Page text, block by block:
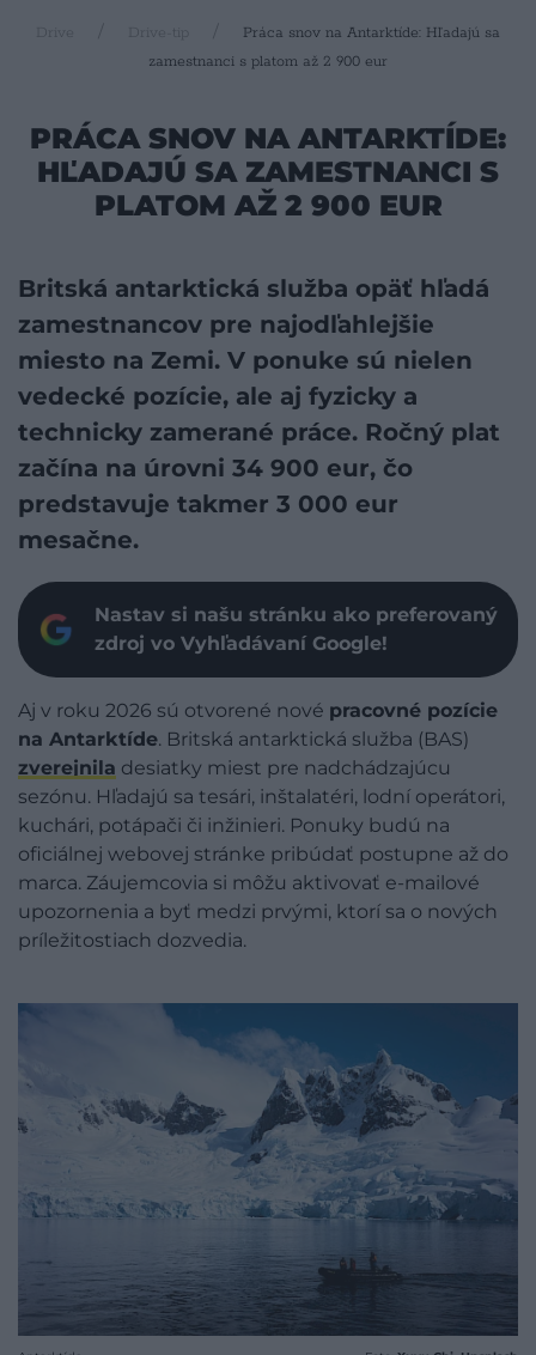
Drive Drive-tip
Práca snov na Antarktíde: Hľadajú sa
zamestnanci s platom až 2 900 eur
PRÁCA SNOV NA ANTARKTÍDE:
HĽADAJÚ SA ZAMESTNANCI S
PLATOM AŽ 2 900 EUR
Britská antarktická služba opäť hľadá
zamestnancov pre najodľahlejšie
miesto na Zemi. V ponuke sú nielen
vedecké pozície, ale aj fyzicky a
technicky zamerané práce. Ročný plat
začína na úrovni 34 900 eur, čo
predstavuje takmer 3 000 eur
mesačne.
Nastav si našu stránku ako preferovaný
zdroj vo Vyhľadávaní Google!
Aj v roku 2026 sú otvorené nové pracovné pozície
na Antarktíde. Britská antarktická služba (BAS)
zverejnila desiatky miest pre nadchádzajúcu
sezónu. Hľadajú sa tesári, inštalatéri, lodní operátori,
kuchári, potápači či inžinieri. Ponuky budú na
oficiálnej webovej stránke pribúdať postupne až do
marca. Záujemcovia si môžu aktivovať e-mailové
upozornenia a byť medzi prvými, ktorí sa o nových
príležitostiach dozvedia.